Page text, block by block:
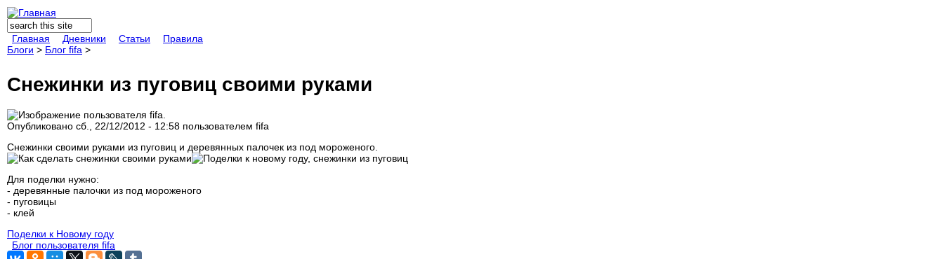
Форма поиска
Поиск
Главная
Дневники Статьи
Правила
Блоги > Блог fifa >
Снежинки из пуговиц своими руками
Опубликовано сб., 22/12/2012 - 12:58 пользователем fifa
Снежинки своими руками из пуговиц и деревянных палочек из под мороженого.
Для поделки нужно:
- деревянные палочки из под мороженого
- пуговицы
- клей
Поделки к Новому году
Блог пользователя fifa